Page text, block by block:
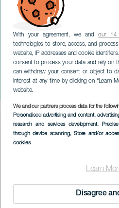
With your agreement, we andour 14
technologies to store, access, and
website, IP addresses and cookie
consent to process your data and rely on
can withdraw your consent or object to
interest at any time by clicking on “Learn
website.
We and our partners process data for the
Personalised advertising and content,
research and services development,
through device scanning, Store and/or
cookies
Learn
Disagree
The Pestoff
TENERIFE
Imagen
Listado